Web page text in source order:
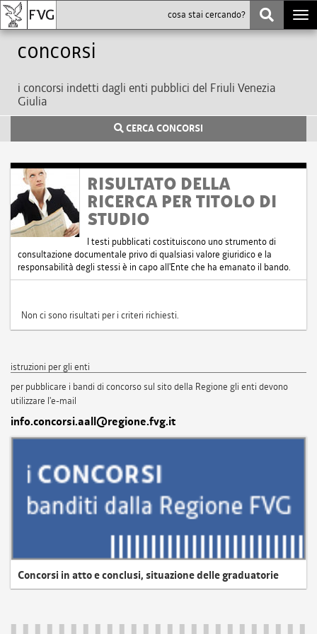
Concorsi
i concorsi indetti dagli enti pubblici del Friuli Venezia
Giulia
CERCA CONCORSI
RISULTATO DELLA
RICERCA PER TITOLO DI
STUDIO
I testi pubblicati costituiscono uno strumento di
consultazione documentale privo di qualsiasi valore giuridico e la
responsabilità degli stessi è in capo all'Ente che ha emanato il bando.
Non ci sono risultati per i criteri richiesti.
istruzioni per gli enti
per pubblicare i bandi di concorso sul sito della Regione gli enti devono
utilizzare l'e-mail
info.concorsi.aall@regione.fvg.it
Concorsi in atto e conclusi, situazione delle graduatorie